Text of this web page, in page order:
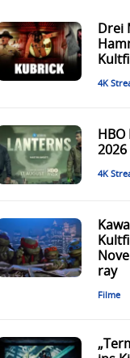
Drei
4K
2026
4K
ray
Filme